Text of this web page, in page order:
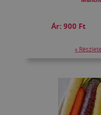
Ár: 900 Ft
»